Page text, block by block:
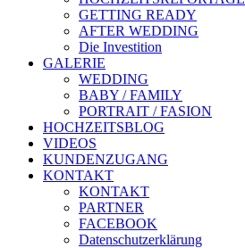
GETTING READY
AFTER WEDDING
Die Investition
GALERIE
WEDDING
BABY / FAMILY
PORTRAIT / FASION
HOCHZEITSBLOG
VIDEOS
KUNDENZUGANG
KONTAKT
KONTAKT
PARTNER
FACEBOOK
Datenschutzerklärung